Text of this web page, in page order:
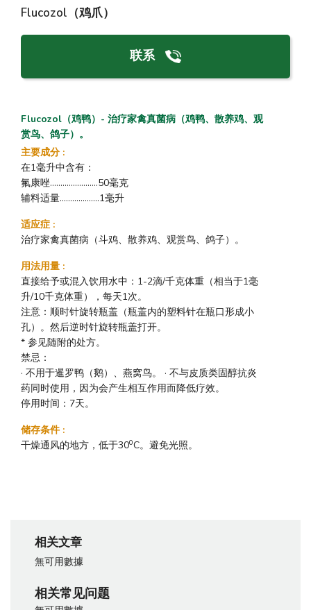
Flucozol（鸡爪）
联系
Flucozol（鸡鸭）- 治疗家禽真菌病（鸡鸭、散养鸡、观
赏鸟、鸽子）。
主要成分 :
在1毫升中含有：
氟康唑.......................50毫克
辅料适量...................1毫升
适应症 :
治疗家禽真菌病（斗鸡、散养鸡、观赏鸟、鸽子）。
用法用量 :
直接给予或混入饮用水中：1-2滴/千克体重（相当于1毫
升/10千克体重），每天1次。
注意：顺时针旋转瓶盖（瓶盖内的塑料针在瓶口形成小
孔）。然后逆时针旋转瓶盖打开。
* 参见随附的处方。
禁忌：
· 不用于暹罗鸭（鹅）、燕窝鸟。 · 不与皮质类固醇抗炎
药同时使用，因为会产生相互作用而降低疗效。
停用时间：7天。
储存条件 :
干燥通风的地方，低于300C。避免光照。
相关文章
無可用數據
相关常见问题